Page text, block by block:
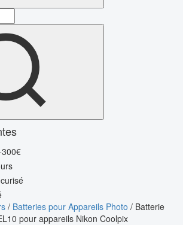
/ Batteries pour Appareils Photo / Batterie
pour appareils Nikon Coolpix